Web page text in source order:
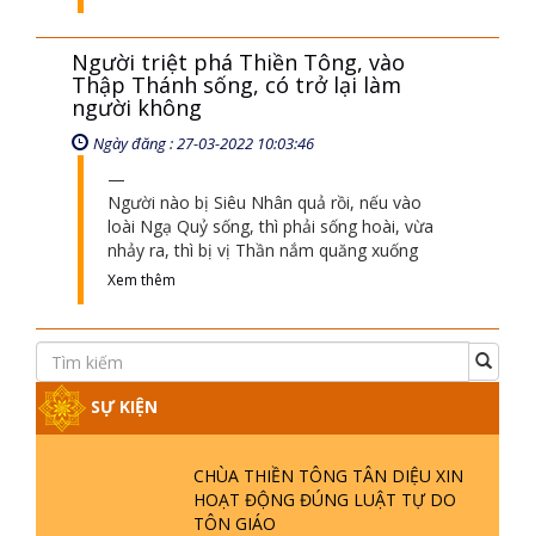
Người triệt phá Thiền Tông, vào
Thập Thánh sống, có trở lại làm
người không
Ngày đăng : 27-03-2022 10:03:46
Người nào bị Siêu Nhân quả rồi, nếu vào
loài Ngạ Quỷ sống, thì phải sống hoài, vừa
nhảy ra, thì bị vị Thần nắm quăng xuống
Xem thêm
SỰ KIỆN
CHÙA THIỀN TÔNG TÂN DIỆU XIN
HOẠT ĐỘNG ĐÚNG LUẬT TỰ DO
TÔN GIÁO